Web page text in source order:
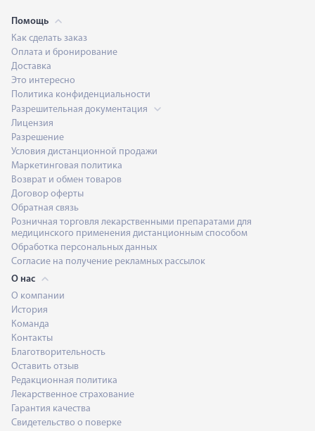
Помощь
Как сделать заказ
Оплата и бронирование
Доставка
Это интересно
Политика конфиденциальности
Разрешительная документация
Лицензия
Разрешение
Условия дистанционной продажи
Маркетинговая политика
Возврат и обмен товаров
Договор оферты
Обратная связь
Розничная торговля лекарственными препаратами для
медицинского применения дистанционным способом
Обработка персональных данных
Согласие на получение рекламных рассылок
О нас
О компании
История
Команда
Контакты
Благотворительность
Оставить отзыв
Редакционная политика
Лекарственное страхование
Гарантия качества
Свидетельство о поверке